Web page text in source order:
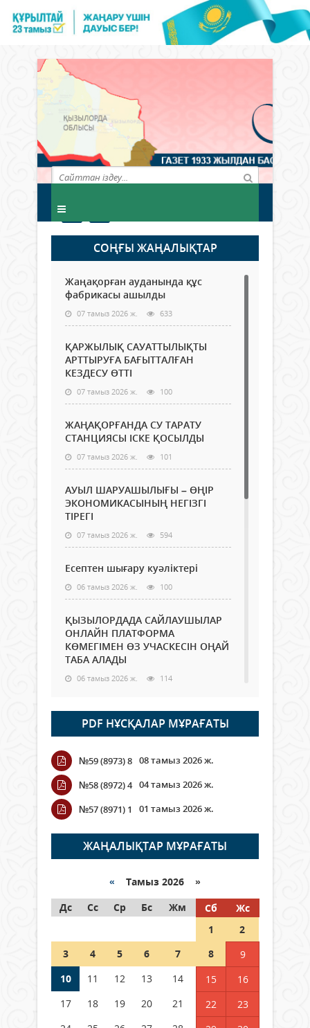
СОҢҒЫ ЖАҢАЛЫҚТАР
Жаңақорған ауданында құс
фабрикасы ашылды
07 тамыз 2026 ж. 633
ҚАРЖЫЛЫҚ САУАТТЫЛЫҚТЫ
АРТТЫРУҒА БАҒЫТТАЛҒАН
КЕЗДЕСУ ӨТТІ
07 тамыз 2026 ж. 100
ЖАҢАҚОРҒАНДА СУ ТАРАТУ
СТАНЦИЯСЫ ІСКЕ ҚОСЫЛДЫ
07 тамыз 2026 ж. 101
АУЫЛ ШАРУАШЫЛЫҒЫ – ӨҢІР
ЭКОНОМИКАСЫНЫҢ НЕГІЗГІ
ТІРЕГІ
07 тамыз 2026 ж. 594
Есептен шығару куәліктері
06 тамыз 2026 ж. 100
ҚЫЗЫЛОРДАДА САЙЛАУШЫЛАР
ОНЛАЙН ПЛАТФОРМА
КӨМЕГІМЕН ӨЗ УЧАСКЕСІН ОҢАЙ
ТАБА АЛАДЫ
06 тамыз 2026 ж. 114
Open Air: Қызылорда облысы
полиция департаменті 20
мыңнан астам көрерменнің
қауіпсіздігін қамтамасыз етті
06 тамыз 2026 ж.
Wi-Fi ҚАБЫРҒА АРҚЫЛЫ ҚАЛАЙ
ӨТЕДІ?
06 тамыз 2026 ж. 289
граждане Казахстана,
05 тамыз 2026 ж. 169
Шетелде жүрген Қазақстан
азаматтары қалай дауыс бере
05 тамыз 2026 ж.
PDF НҰСҚАЛАР МҰРАҒАТЫ
№59 (8973) 8 08 тамыз 2026 ж.
№58 (8972) 4 04 тамыз 2026 ж.
№57 (8971) 1
01 тамыз 2026 ж.
ЖАҢАЛЫҚТАР МҰРАҒАТЫ
« Тамыз 2026 »
Дс
Сс Ср Бс Жм Сб
Жс
1
2
3
4 5 6 7 8
9
10
11 12 13 14 15
16
17
18 19 20 21 22
23